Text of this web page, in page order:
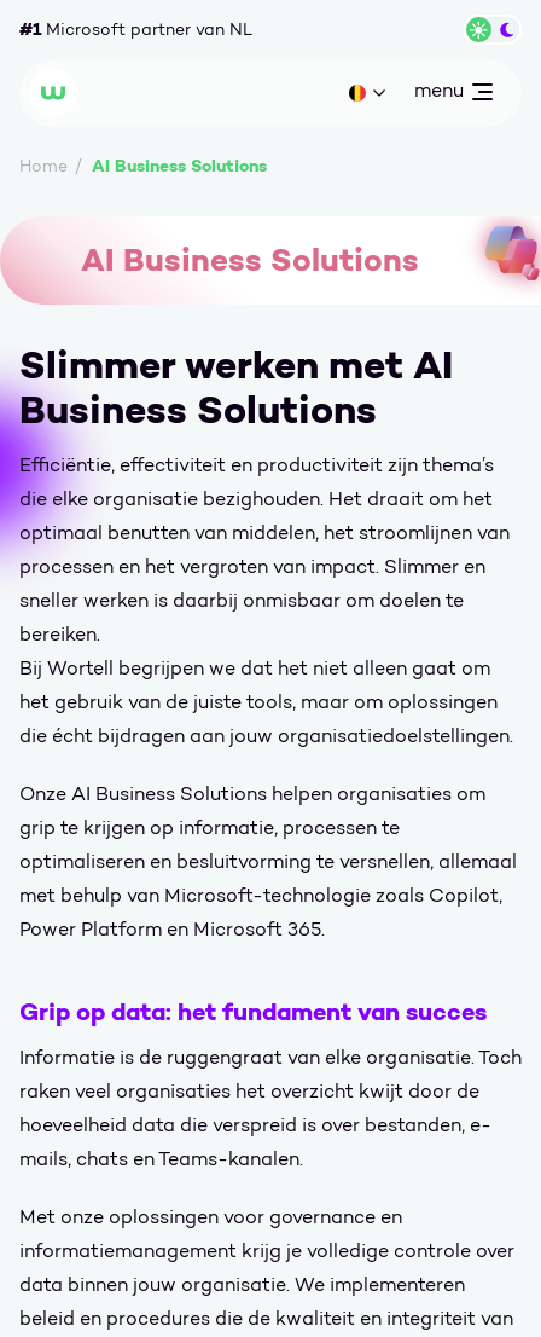
#1Microsoft partner van NL
Wortell Huidige taal: be
open
menu
Home AI Business Solutions
AI Business Solutions
Slimmer werken met AI
Business Solutions
Efficiëntie, effectiviteit en productiviteit zijn thema’s
die elke organisatie bezighouden. Het draait om het
optimaal benutten van middelen, het stroomlijnen van
processen en het vergroten van impact. Slimmer en
sneller werken is daarbij onmisbaar om doelen te
bereiken.
Bij Wortell begrijpen we dat het niet alleen gaat om
het gebruik van de juiste tools, maar om oplossingen
die écht bijdragen aan jouw organisatiedoelstellingen.
Onze AI Business Solutions helpen organisaties om
grip te krijgen op informatie, processen te
optimaliseren en besluitvorming te versnellen, allemaal
met behulp van Microsoft-technologie zoals Copilot,
Power Platform en Microsoft 365.
Grip op data: het fundament van succes
Informatie is de ruggengraat van elke organisatie. Toch
raken veel organisaties het overzicht kwijt door de
hoeveelheid data die verspreid is over bestanden, e-
mails, chats en Teams-kanalen.
Met onze oplossingen voor governance en
informatiemanagement krijg je volledige controle over
data binnen jouw organisatie. We implementeren
beleid en procedures die de kwaliteit en integriteit van